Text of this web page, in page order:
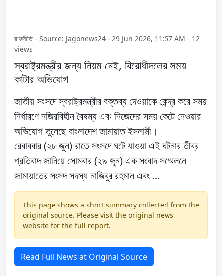
রাজনীতি - Source: Jagonews24 - 29 Jun 2026, 11:57 AM - 12
views
স্বরাষ্ট্রমন্ত্রীর জন্য নিয়ম নেই, বিরোধীদলের সময়
কাটার অভিযোগ
জাতীয় সংসদে স্বরাষ্ট্রমন্ত্রীর বক্তব্য দেওয়াকে কেন্দ্র করে সময়
নির্ধারণে নজিরবিহীন বৈষম্য এবং নিজেদের সময় কেটে নেওয়ার
অভিযোগ তুলেছে বাংলাদেশ জামায়াত ইসলামী।
রেবাববার (২৮ জুন) রাতে সংসদে ঘটে যাওয়া এই ঘটনার তীব্র
প্রতিবাদ জানিয়ে সোমবার (২৯ জুন) এক সংবাদ সম্মেলনে
জামায়াতের সংসদ সদস্য নাজিবুর রহমান এবং ...
This page shows a short summary collected from the
original source. Please visit the original news
website for the full report.
Read Full News at Original Source